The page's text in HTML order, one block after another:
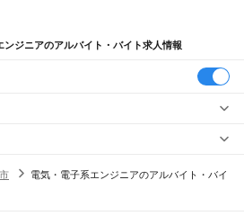
ンジニアのアルバイト・バイト求人情報
開発 機械系エンジニア 福利厚生充実
術者
電気・電子系エンジニアのアルバイト・バイ